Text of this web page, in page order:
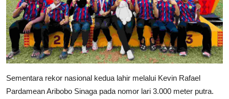
Sementara rekor nasional kedua lahir melalui Kevin Rafael
Pardamean Aribobo Sinaga pada nomor lari 3.000 meter putra.